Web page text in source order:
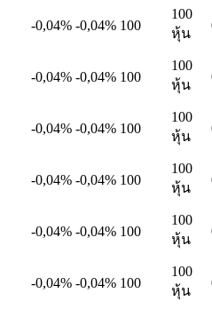
-0,04% -0,04% 100
100
หุ้น
-0,04% -0,04% 100
100
หุ้น
-0,04% -0,04% 100
100
หุ้น
-0,04% -0,04% 100
100
หุ้น
-0,04% -0,04% 100
100
หุ้น
-0,04% -0,04% 100
100
หุ้น